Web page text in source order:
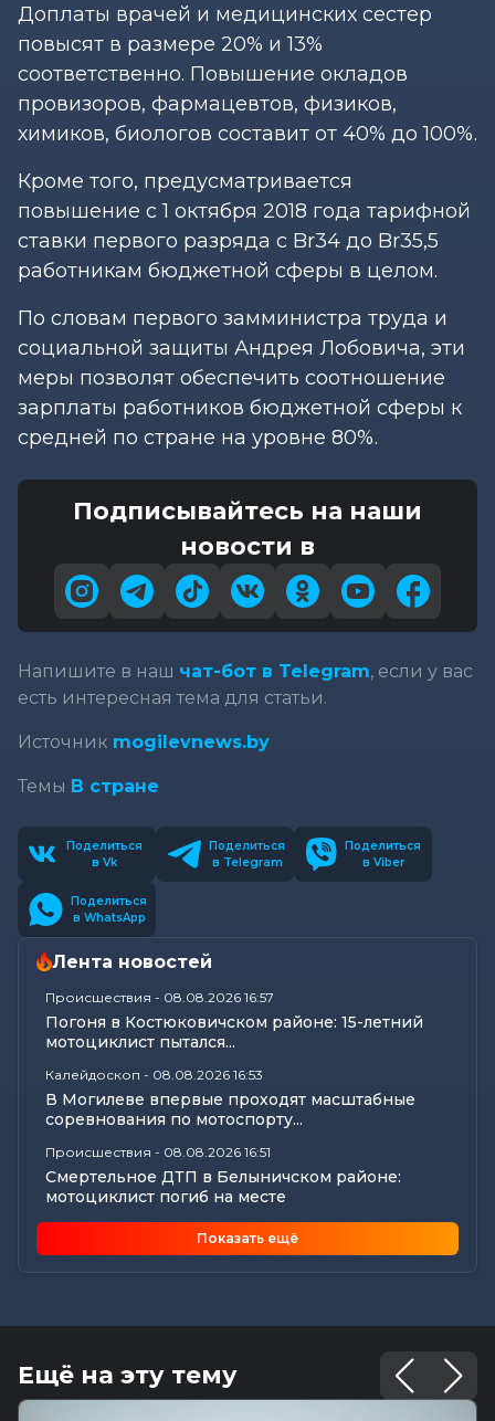
Доплаты врачей и медицинских сестер
повысят в размере 20% и 13%
соответственно. Повышение окладов
провизоров, фармацевтов, физиков,
химиков, биологов составит от 40% до 100%.
Кроме того, предусматривается
повышение с 1 октября 2018 года тарифной
ставки первого разряда с Br34 до Br35,5
работникам бюджетной сферы в целом.
По словам первого замминистра труда и
социальной защиты Андрея Лобовича, эти
меры позволят обеспечить соотношение
зарплаты работников бюджетной сферы к
средней по стране на уровне 80%.
Подписывайтесь на наши
новости в
Напишите в наш чат-бот в Telegram, если у вас
есть интересная тема для статьи.
Источник mogilevnews.by
Темы В стране
Поделиться
в Vk
Поделиться
в Telegram
Поделиться
в Viber
Поделиться
в WhatsApp
Лента новостей
Происшествия - 08.08.2026 16:57
Погоня в Костюковичском районе: 15-летний
мотоциклист пытался...
Калейдоскоп - 08.08.2026 16:53
В Могилеве впервые проходят масштабные
соревнования по мотоспорту...
Происшествия - 08.08.2026 16:51
Смертельное ДТП в Белыничском районе:
мотоциклист погиб на месте
Погода 9 августа в Могилевской области: без
осадков и комфортные...
Готовим вкусно | медальоны из говядины, салат
Калейдоскоп -08.08.2026 06:30
Показать ещё
Ещё на эту тему